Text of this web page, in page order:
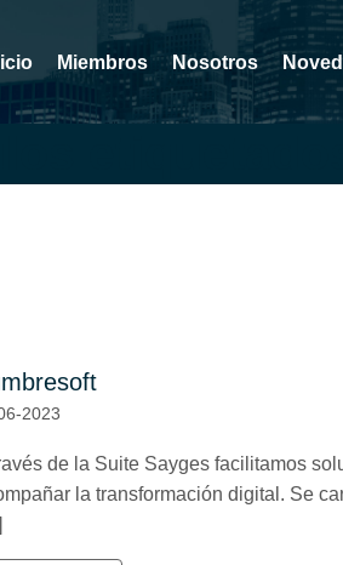
Miembros Nosotros
2023
de la Suite Sayges facilitamos
la transformación digital. Se